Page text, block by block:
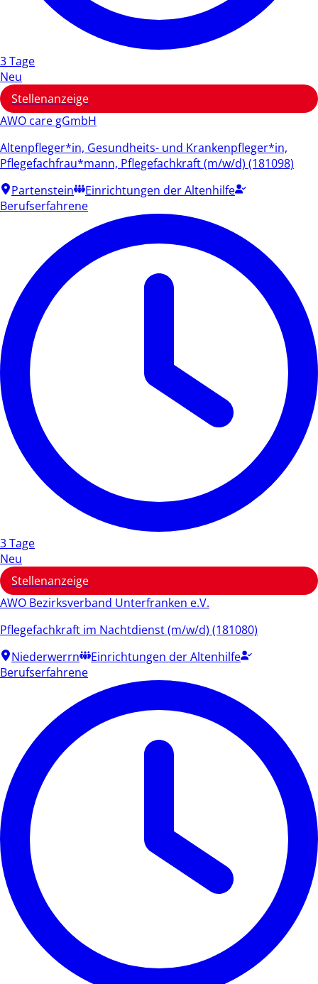
3 Tage
Neu
Stellenanzeige
AWO care gGmbH
Altenpfleger*in, Gesundheits- und Krankenpfleger*in,
Pflegefachfrau*mann, Pflegefachkraft (m/w/d) (181098)
Partenstein
Einrichtungen der Altenhilfe
Berufserfahrene
3 Tage
Neu
Stellenanzeige
AWO Bezirksverband Unterfranken e.V.
Pflegefachkraft im Nachtdienst (m/w/d) (181080)
Niederwerrn
Einrichtungen der Altenhilfe
Berufserfahrene